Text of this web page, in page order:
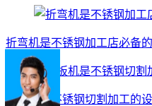
折弯机是不锈钢加工店必备
剪板机是不锈钢切割加工的